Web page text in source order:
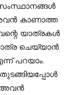
കാണാത്ത
യാത്രകൾ
ചെയ്യാൻ
പറയാം.
അവൻ